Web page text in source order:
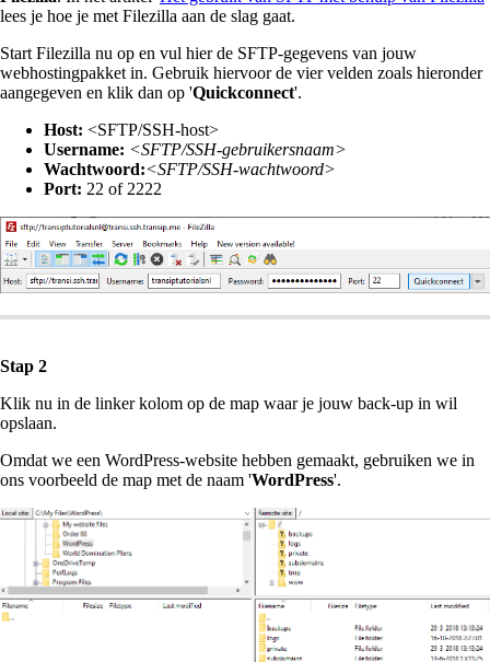
lees je hoe je met Filezilla aan de slag gaat.
Start Filezilla nu op en vul hier de SFTP-gegevens van jouw
webhostingpakket in. Gebruik hiervoor de vier velden zoals hieronder
aangegeven en klik dan op 'Quickconnect'.
Host: <SFTP/SSH-host>
Username: <SFTP/SSH-gebruikersnaam>
Wachtwoord:<SFTP/SSH-wachtwoord>
Port: 22 of 2222
Stap 2
Klik nu in de linker kolom op de map waar je jouw back-up in wil
opslaan.
Omdat we een WordPress-website hebben gemaakt, gebruiken we in
ons voorbeeld de map met de naam 'WordPress'.